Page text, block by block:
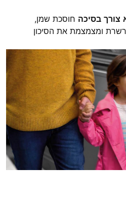
בסיכה חוסכת שמן,
ומצמצמת את הסיכון